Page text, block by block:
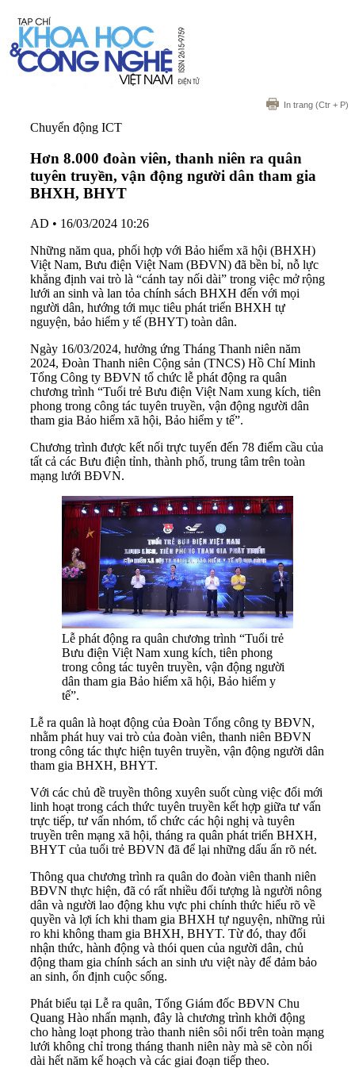
In trang (Ctr + P)
Chuyển động ICT
Hơn 8.000 đoàn viên, thanh niên ra quân
tuyên truyền, vận động người dân tham gia
BHXH, BHYT
AD • 16/03/2024 10:26
Những năm qua, phối hợp với Bảo hiểm xã hội (BHXH)
Việt Nam, Bưu điện Việt Nam (BĐVN) đã bền bỉ, nỗ lực
khẳng định vai trò là “cánh tay nối dài” trong việc mở rộng
lưới an sinh và lan tỏa chính sách BHXH đến với mọi
người dân, hướng tới mục tiêu phát triển BHXH tự
nguyện, bảo hiểm y tế (BHYT) toàn dân.
Ngày 16/03/2024, hưởng ứng Tháng Thanh niên năm
2024, Đoàn Thanh niên Cộng sản (TNCS) Hồ Chí Minh
Tổng Công ty BĐVN tổ chức lễ phát động ra quân
chương trình “Tuổi trẻ Bưu điện Việt Nam xung kích, tiên
phong trong công tác tuyên truyền, vận động người dân
tham gia Bảo hiểm xã hội, Bảo hiểm y tế”.
Chương trình được kết nối trực tuyến đến 78 điểm cầu của
tất cả các Bưu điện tỉnh, thành phố, trung tâm trên toàn
mạng lưới BĐVN.
Lễ phát động ra quân chương trình “Tuổi trẻ
Bưu điện Việt Nam xung kích, tiên phong
trong công tác tuyên truyền, vận động người
dân tham gia Bảo hiểm xã hội, Bảo hiểm y
tế”.
Lễ ra quân là hoạt động của Đoàn Tổng công ty BĐVN,
nhằm phát huy vai trò của đoàn viên, thanh niên BĐVN
trong công tác thực hiện tuyên truyền, vận động người dân
tham gia BHXH, BHYT.
Với các chủ đề truyền thông xuyên suốt cùng việc đổi mới
linh hoạt trong cách thức tuyên truyền kết hợp giữa tư vấn
trực tiếp, tư vấn nhóm, tổ chức các hội nghị và tuyên
truyền trên mạng xã hội, tháng ra quân phát triển BHXH,
BHYT của tuổi trẻ BĐVN đã để lại những dấu ấn rõ nét.
Thông qua chương trình ra quân do đoàn viên thanh niên
BĐVN thực hiện, đã có rất nhiều đối tượng là người nông
dân và người lao động khu vực phi chính thức hiểu rõ về
quyền và lợi ích khi tham gia BHXH tự nguyện, những rủi
ro khi không tham gia BHXH, BHYT. Từ đó, thay đổi
nhận thức, hành động và thói quen của người dân, chủ
động tham gia chính sách an sinh ưu việt này để đảm bảo
an sinh, ổn định cuộc sống.
Phát biểu tại Lễ ra quân, Tổng Giám đốc BĐVN Chu
Quang Hào nhấn mạnh, đây là chương trình khởi động
cho hàng loạt phong trào thanh niên sôi nổi trên toàn mạng
lưới không chỉ trong tháng thanh niên này mà sẽ còn nối
dài hết năm kế hoạch và các giai đoạn tiếp theo.